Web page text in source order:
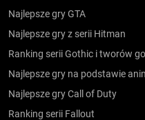
Najlepsze gry GTA
Najlepsze gry z serii Hitman
Ranking serii Gothic i tworów
Najlepsze gry na podstawie
Najlepsze gry Call of Duty
Ranking serii Fallout